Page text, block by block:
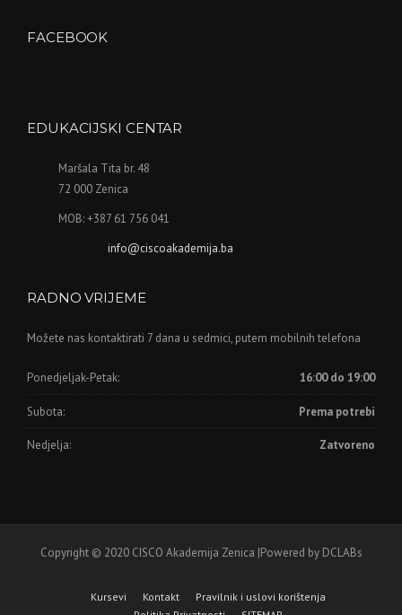
FACEBOOK
EDUKACIJSKI CENTAR
Maršala Tita br. 48
72 000 Zenica
MOB: +387 61 756 041
info@ciscoakademija.ba
RADNO VRIJEME
Možete nas kontaktirati 7 dana u sedmici, putem mobilnih telefona
Ponedjeljak-Petak: 16:00 do 19:00
Subota: Prema potrebi
Nedjelja: Zatvoreno
Copyright © 2020 CISCO Akademija Zenica |Powered by DCLABs
Kursevi Kontakt
Pravilnik i uslovi korištenja